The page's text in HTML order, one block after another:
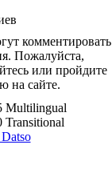
комментировать
Пожалуйста,
или пройдите
на сайте.
Multilingual